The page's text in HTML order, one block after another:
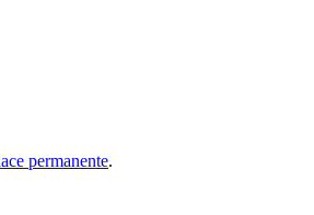
permanente.